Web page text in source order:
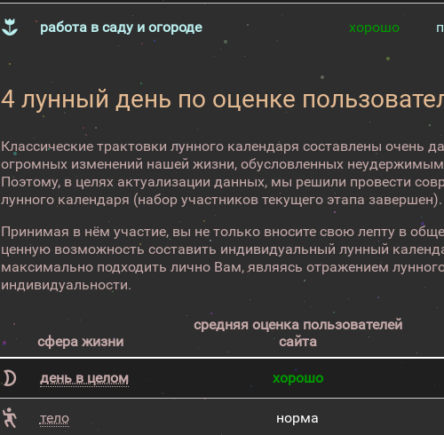
работа в саду и огороде хорошо
4 лунный день по оценке
Классические трактовки лунного календаря составлены очень
огромных изменений нашей жизни, обусловленных
Поэтому, в целях актуализации данных, мы решили провести
лунного календаря (набор участников текущего этапа завершен).
Принимая в нём участие, вы не только вносите свою лепту в
ценную возможность составить индивидуальный лунный
максимально подходить лично Вам, являясь отражением
индивидуальности.
сфера жизни
средняя оценка пользователей
сайта
день в целом хорошо
тело норма